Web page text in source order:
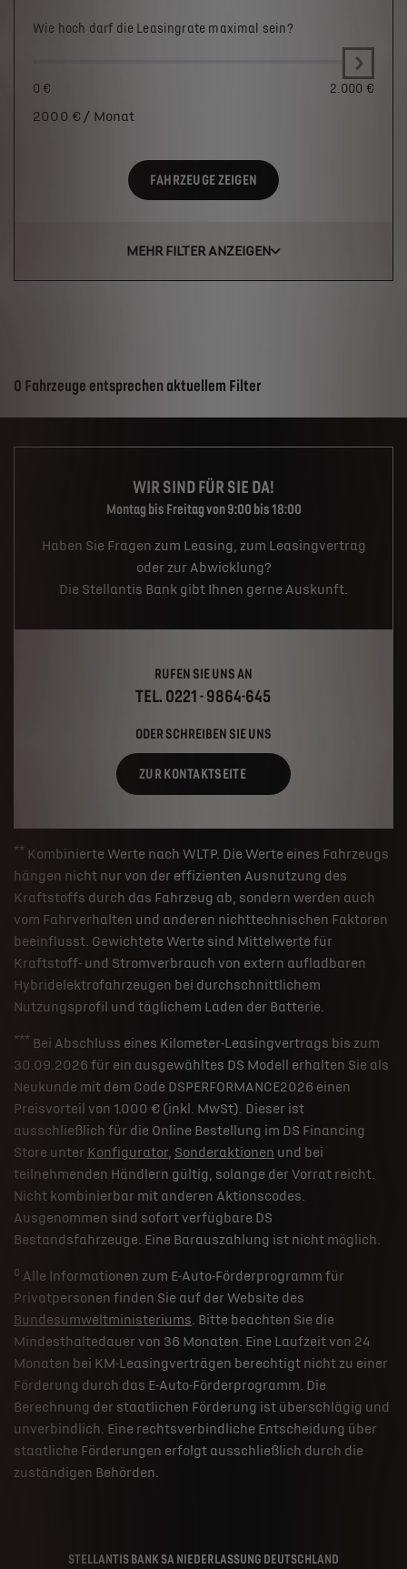
Wie hoch darf die Leasingrate maximal sein?
0 € 2.000 €
2000 € / Monat
FAHRZEUGE ZEIGEN
MEHR FILTER ANZEIGEN
Suchergebnisse
0 Fahrzeuge entsprechen aktuellem Filter
WIR SIND FÜR SIE DA!
Montag bis Freitag von 9:00 bis 18:00
Haben Sie Fragen zum Leasing, zum Leasingvertrag
oder zur Abwicklung?
Die Stellantis Bank gibt Ihnen gerne Auskunft.
RUFEN SIE UNS AN
TEL. 0221 - 9864-645
ODER SCHREIBEN SIE UNS
ZUR KONTAKTSEITE
** Kombinierte Werte nach WLTP. Die Werte eines Fahrzeugs
hängen nicht nur von der effizienten Ausnutzung des
Kraftstoffs durch das Fahrzeug ab, sondern werden auch
vom Fahrverhalten und anderen nichttechnischen Faktoren
beeinflusst. Gewichtete Werte sind Mittelwerte für
Kraftstoff- und Stromverbrauch von extern aufladbaren
Hybridelektrofahrzeugen bei durchschnittlichem
Nutzungsprofil und täglichem Laden der Batterie.
*** Bei Abschluss eines Kilometer-Leasingvertrags bis zum
30.09.2026 für ein ausgewähltes DS Modell erhalten Sie als
Neukunde mit dem Code DSPERFORMANCE2026 einen
Preisvorteil von 1.000 € (inkl. MwSt). Dieser ist
ausschließlich für die Online Bestellung im DS Financing
Store unter Konfigurator, Sonderaktionen und bei
teilnehmenden Händlern gültig, solange der Vorrat reicht.
Nicht kombinierbar mit anderen Aktionscodes.
Ausgenommen sind sofort verfügbare DS
Bestandsfahrzeuge. Eine Barauszahlung ist nicht möglich.
c Alle Informationen zum E-Auto-Förderprogramm für
Privatpersonen finden Sie auf der Website des
Bundesumweltministeriums. Bitte beachten Sie die
Mindesthaltedauer von 36 Monaten. Eine Laufzeit von 24
Monaten bei KM-Leasingverträgen berechtigt nicht zu einer
Förderung durch das E-Auto-Förderprogramm. Die
Berechnung der staatlichen Förderung ist überschlägig und
unverbindlich. Eine rechtsverbindliche Entscheidung über
staatliche Förderungen erfolgt ausschließlich durch die
zuständigen Behörden.
STELLANTIS BANK SA NIEDERLASSUNG DEUTSCHLAND